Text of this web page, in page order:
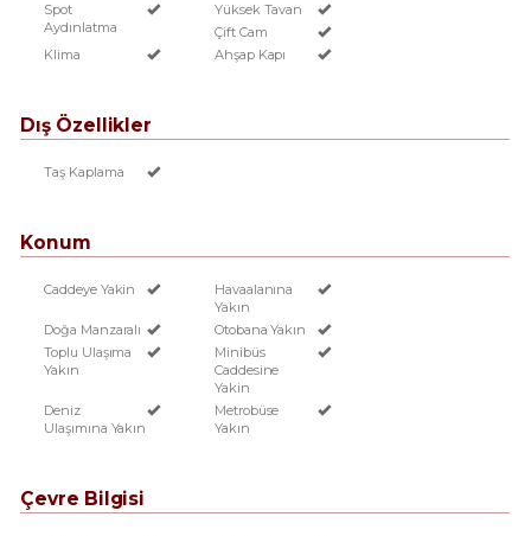
Spot
Aydınlatma
Yüksek Tavan
Çift Cam
Klima
Ahşap Kapı
Dış Özellikler
Taş Kaplama
Konum
Caddeye Yakin
Havaalanına
Yakın
Doğa Manzaralı
Otobana Yakın
Toplu Ulaşıma
Yakın
Minibüs
Caddesine
Yakin
Deniz
Ulaşımına Yakın
Metrobüse
Yakın
Çevre Bilgisi